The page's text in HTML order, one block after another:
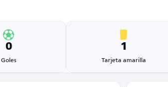
0
Goles
1
Tarjeta amarilla